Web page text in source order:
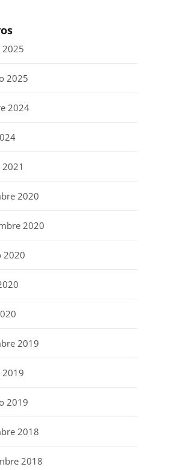
2025
2025
2024
2020
2020
2020
2019
2019
2019
2018
2018